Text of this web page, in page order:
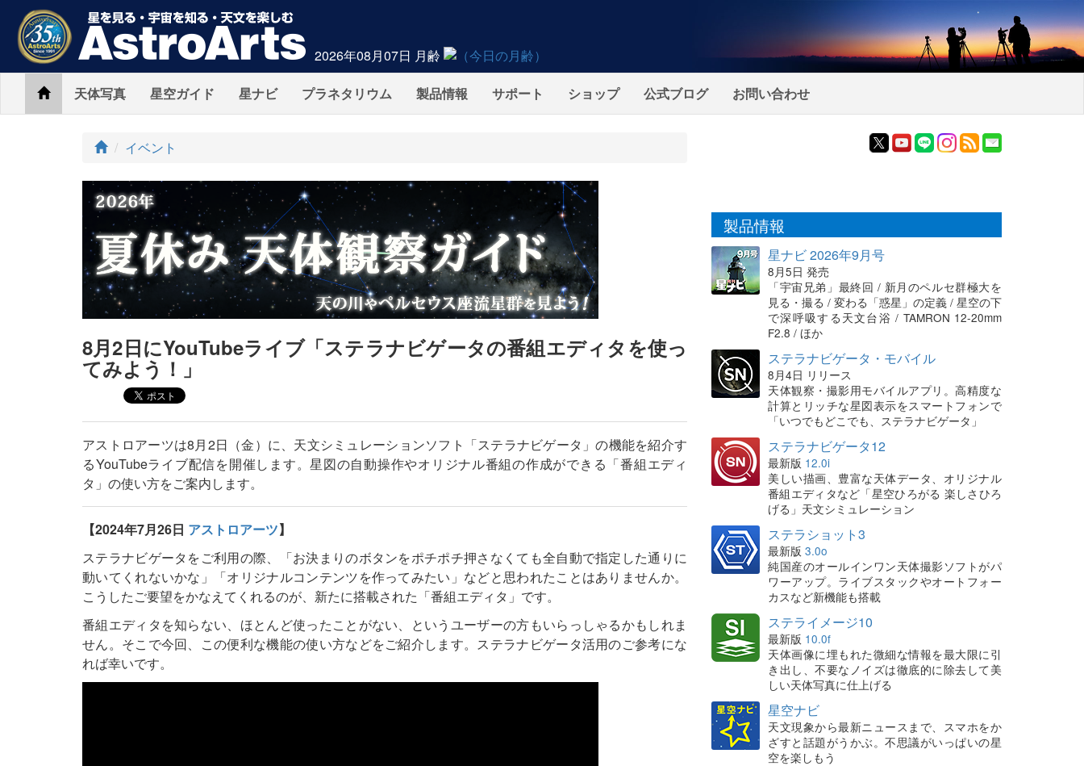
2026年08月07日 月齢
Home天体写真 星空ガイド 星ナビ プラネタリウム 製品情報 サポート ショップ 公式ブログ お問い合わせ
ト
プ
イベント
8月2日にYouTubeライブ「ステラナビゲータの番組エディタを使っ
てみよう！」
アストロアーツは8月2日（金）に、天文シミュレーションソフト「ステラナビゲータ」の機能を紹介す
るYouTubeライブ配信を開催します。星図の自動操作やオリジナル番組の作成ができる「番組エディ
タ」の使い方をご案内します。
【2024年7月26日 アストロアーツ】
ステラナビゲータをご利用の際、「お決まりのボタンをポチポチ押さなくても全自動で指定した通りに
動いてくれないかな」「オリジナルコンテンツを作ってみたい」などと思われたことはありませんか。
こうしたご要望をかなえてくれるのが、新たに搭載された「番組エディタ」です。
番組エディタを知らない、ほとんど使ったことがない、というユーザーの方もいらっしゃるかもしれま
せん。そこで今回、この便利な機能の使い方などをご紹介します。ステラナビゲータ活用のご参考にな
れば幸いです。
製品情報
星ナビ 2026年9月号
8月5日 発売
「宇宙兄弟」最終回 / 新月のペルセ群極大を
見る・撮る / 変わる「惑星」の定義 / 星空の下
で深呼吸する天文台浴 / TAMRON 12-20mm
F2.8 / ほか
ステラナビゲータ・モバイル
8月4日 リリース
天体観察・撮影用モバイルアプリ。高精度な
計算とリッチな星図表示をスマートフォンで
「いつでもどこでも、ステラナビゲータ」
ステラナビゲータ12
最新版 12.0i
美しい描画、豊富な天体データ、オリジナル
番組エディタなど「星空ひろがる 楽しさひろ
げる」天文シミュレーション
ステラショット3
最新版 3.0o
純国産のオールインワン天体撮影ソフトがパ
ワーアップ。ライブスタックやオートフォー
カスなど新機能も搭載
ステライメージ10
最新版 10.0f
天体画像に埋もれた微細な情報を最大限に引
き出し、不要なノイズは徹底的に除去して美
しい天体写真に仕上げる
星空ナビ
天文現象から最新ニュースまで、スマホをか
ざすと話題がうかぶ。不思議がいっぱいの星
空を楽しもう